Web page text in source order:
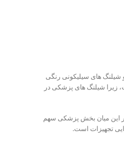
شیلنگ های سیلیکونی رنگی
زیرا شیلنگ های پزشکی در
در این میان بخش پزشکی سهم
تجهیزات است.